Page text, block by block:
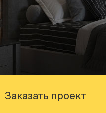
Заказать проект